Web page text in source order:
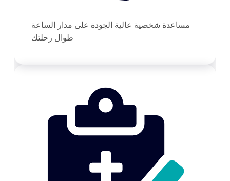
مساعدة شخصية عالية الجودة على مدار الساعة
طوال رحلتك